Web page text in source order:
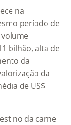
na
período de
volume
bilhão, alta de
da
da
de US$
da carne